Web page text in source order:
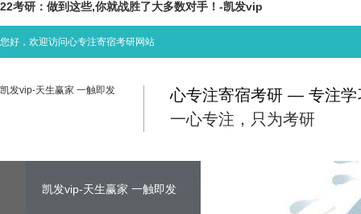
22考研：做到这些,你就战胜了大多数对手！-凯发vip
您好，欢迎访问心专注寄宿考研网站
凯发vip-天生赢家 一触即发
心专注寄宿考研 — 专注学
一心专注，只为考研
凯发vip-天生赢家 一触即发 凯发vip-天生赢家 一触即发